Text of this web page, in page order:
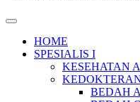
HOME
SPESIALIS I
KESEHATAN
BEDAH